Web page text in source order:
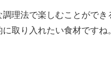
理法で楽しむことができ
取り入れたい食材ですね。